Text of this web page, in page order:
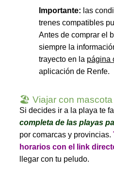
Importante: las
trenes compatibles
Antes de comprar el
siempre la
trayecto en la página
aplicación de Renfe.
🏖️ Viajar con mascota
Si decides ir a la playa te
completa de las playas
por comarcas y provincias.
horarios con el link
llegar con tu peludo.